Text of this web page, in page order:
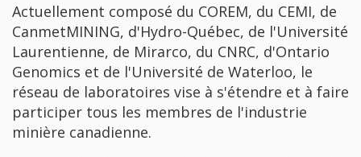
Actuellement composé du COREM, du CEMI, de
CanmetMINING, d'Hydro-Québec, de l'Université
Laurentienne, de Mirarco, du CNRC, d'Ontario
Genomics et de l'Université de Waterloo, le
réseau de laboratoires vise à s'étendre et à faire
participer tous les membres de l'industrie
minière canadienne.